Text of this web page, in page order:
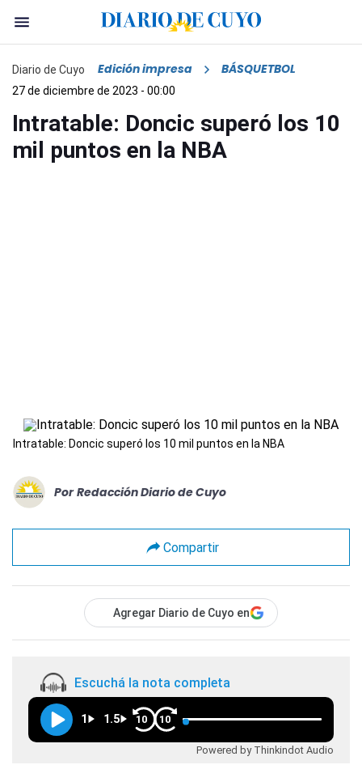
Diario de Cuyo Edición impresa BÁSQUETBOL
27 de diciembre de 2023 - 00:00
Intratable: Doncic superó los 10
mil puntos en la NBA
Intratable: Doncic superó los 10 mil puntos en la NBA
Por Redacción Diario de Cuyo
Compartir
Agregar Diario de Cuyo en
Escuchá la nota completa
1 1.5 10 10
Powered by Thinkindot Audio